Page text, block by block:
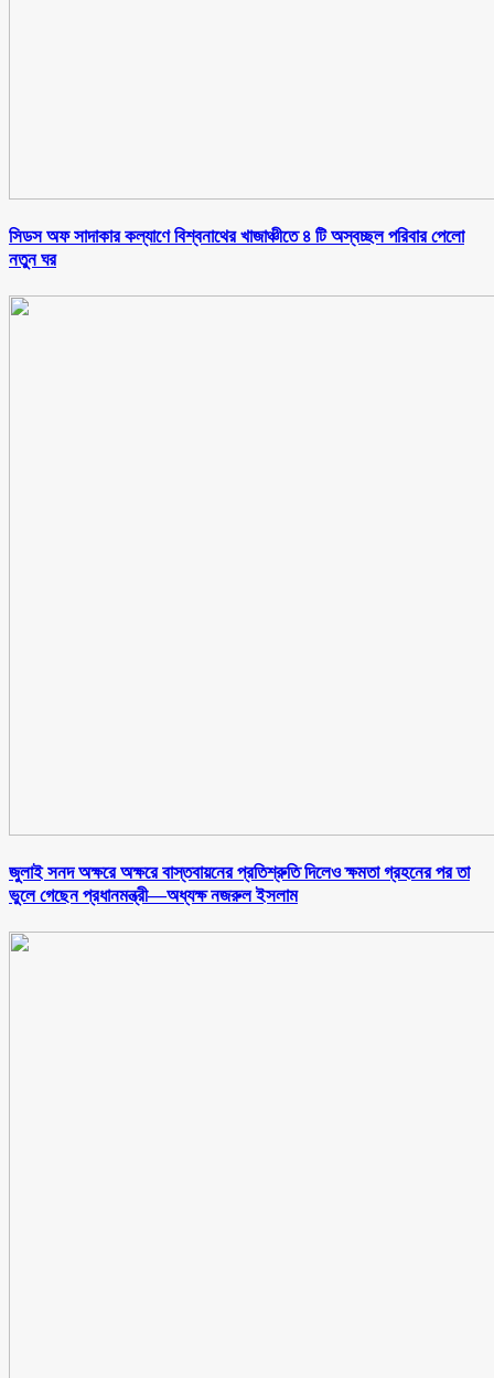
সিডস অফ সাদাকার কল্যাণে বিশ্বনাথের খাজাঞ্চীতে ৪ টি অস্বচ্ছল পরিবার পেলো
নতুন ঘর
জুলাই সনদ অক্ষরে অক্ষরে বাস্তবায়নের প্রতিশ্রুতি দিলেও ক্ষমতা গ্রহনের পর তা
ভুলে গেছেন প্রধানমন্ত্রী—অধ্যক্ষ নজরুল ইসলাম